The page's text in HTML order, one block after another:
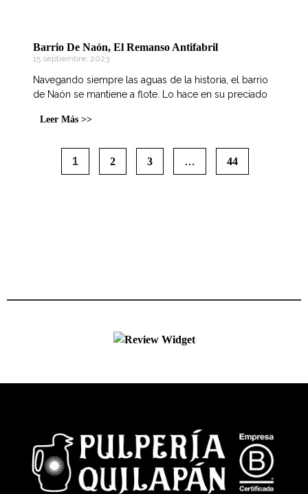
Barrio De Naón, El Remanso Antifabril
15 septiembre, 2023
Navegando siempre las aguas de la historia, el barrio
de Naón se mantiene a flote. Lo hace en su preciado
Leer Más >>
1 2 3 … 44